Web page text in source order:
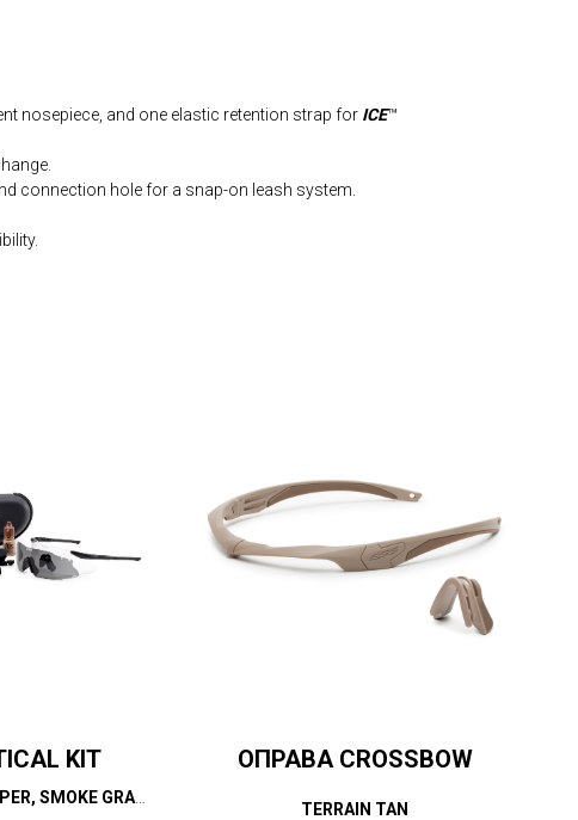
nosepiece, and one elastic retention strap for ICE™
connection hole for a snap-on leash system.
KIT
SMOKE GRAY
ОПРАВА CROSSBOW
TERRAIN TAN